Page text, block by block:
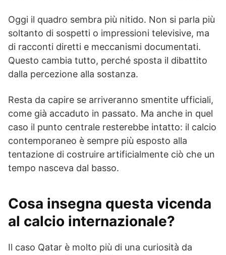
Oggi il quadro sembra più nitido. Non si parla più
soltanto di sospetti o impressioni televisive, ma
di racconti diretti e meccanismi documentati.
Questo cambia tutto, perché sposta il dibattito
dalla percezione alla sostanza.
Resta da capire se arriveranno smentite ufficiali,
come già accaduto in passato. Ma anche in quel
caso il punto centrale resterebbe intatto: il calcio
contemporaneo è sempre più esposto alla
tentazione di costruire artificialmente ciò che un
tempo nasceva dal basso.
Cosa insegna questa vicenda
al calcio internazionale?
Il caso Qatar è molto più di una curiosità da